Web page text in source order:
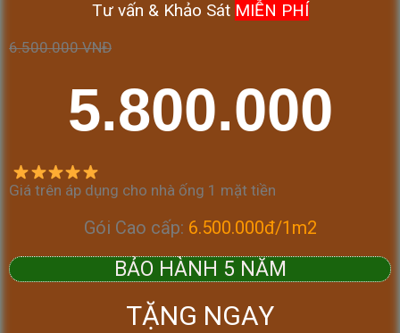
Tư vấn & Khảo Sát MIỄN PHÍ
6.500.000 VNĐ
5.800.000
Giá trên áp dụng cho nhà ống 1 mặt tiền
Gói Cao cấp: 6.500.000đ/1m2
BẢO HÀNH 5 NĂM
TẶNG NGAY